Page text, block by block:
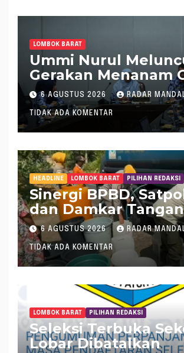
LOMBOK BARAT
Ummi Nurul
Gerakan Menanam
Tangani Inflasi
6 AGUSTUS 2026 RADAR
TIDAK ADA KOMENTAR
HEADLINE LOMBOK BARAT PILIHAN REDAKSI
Sinergi BPBD,
dan Damkar
Air Bersih di Lobar
6 AGUSTUS 2026 RADAR
TIDAK ADA KOMENTAR
LOMBOK BARAT PILIHAN REDAKSI
Seleksi Terbuka
Lobar Dibatalkan